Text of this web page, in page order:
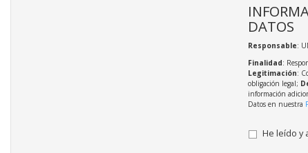
DATOS
Responsable:
Finalidad:
Legitimación:
obligación legal;
información
Datos en nuestra
He leído y